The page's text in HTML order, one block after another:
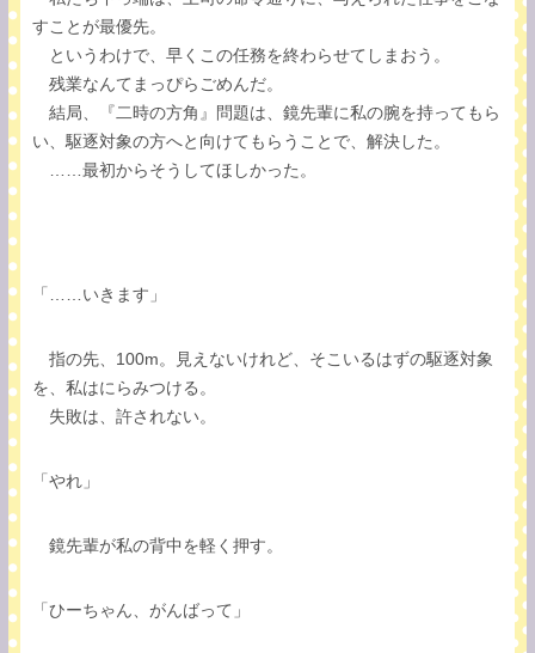
すことが最優先。
というわけで、早くこの任務を終わらせてしまおう。
残業なんてまっぴらごめんだ。
結局、『二時の方角』問題は、鏡先輩に私の腕を持ってもら
い、駆逐対象の方へと向けてもらうことで、解決した。
……最初からそうしてほしかった。
「……いきます」
指の先、100m。見えないけれど、そこいるはずの駆逐対象
を、私はにらみつける。
失敗は、許されない。
「やれ」
鏡先輩が私の背中を軽く押す。
「ひーちゃん、がんばって」